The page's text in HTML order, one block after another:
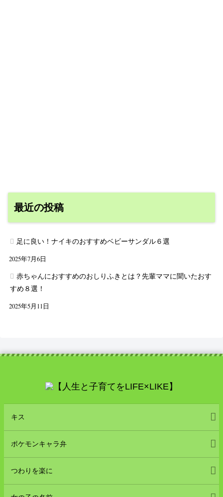
最近の投稿
足に良い！ナイキのおすすめベビーサンダル６選
2025年7月6日
赤ちゃんにおすすめのおしりふきとは？先輩ママに聞いたおす
すめ８選！
2025年5月11日
キス
ポケモンキャラ弁
つわりを楽に